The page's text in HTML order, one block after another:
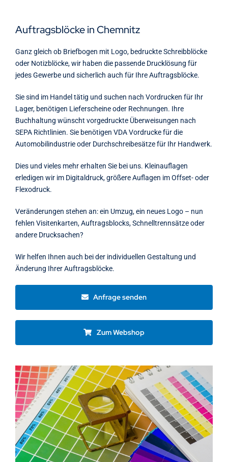
Auftragsblöcke in Chemnitz
Ganz gleich ob Briefbogen mit Logo, bedruckte Schreibblöcke
oder Notizblöcke, wir haben die passende Drucklösung für
jedes Gewerbe und sicherlich auch für Ihre Auftragsblöcke.
Sie sind im Handel tätig und suchen nach Vordrucken für Ihr
Lager, benötigen Lieferscheine oder Rechnungen. Ihre
Buchhaltung wünscht vorgedruckte Überweisungen nach
SEPA Richtlinien. Sie benötigen VDA Vordrucke für die
Automobilindustrie oder Durchschreibesätze für Ihr Handwerk.
Dies und vieles mehr erhalten Sie bei uns. Kleinauflagen
erledigen wir im Digitaldruck, größere Auflagen im Offset- oder
Flexodruck.
Veränderungen stehen an: ein Umzug, ein neues Logo – nun
fehlen Visitenkarten, Auftragsblocks, Schnelltrennsätze oder
andere Drucksachen?
Wir helfen Ihnen auch bei der individuellen Gestaltung und
Änderung Ihrer Auftragsblöcke.
Anfrage senden
Zum Webshop